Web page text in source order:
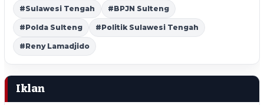
#Sulawesi Tengah #BPJN Sulteng
#Polda Sulteng #Politik Sulawesi Tengah
#Reny Lamadjido
Iklan